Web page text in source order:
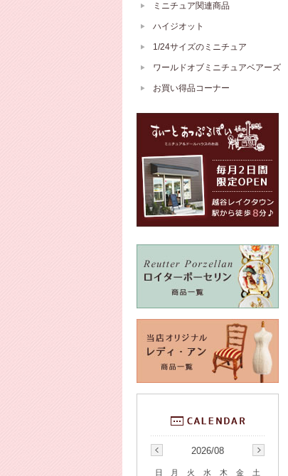
ミニチュア関連商品
ハイジオット
1/24サイズのミニチュア
ワールドオブミニチュアベアーズ
お買い得品コーナー
2026/08
日 月 火 水 木 金
土